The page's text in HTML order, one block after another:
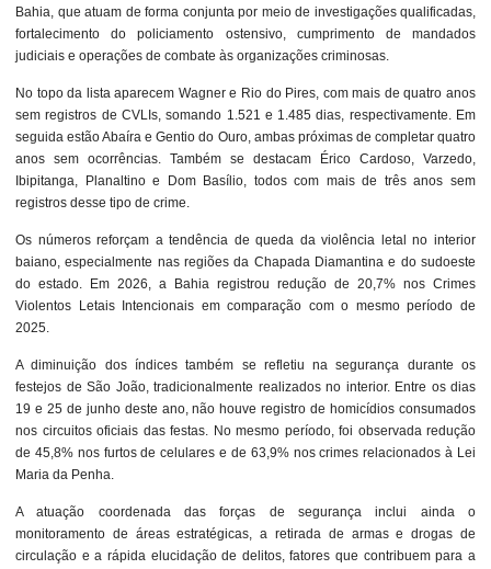
Bahia, que atuam de forma conjunta por meio de investigações qualificadas,
fortalecimento do policiamento ostensivo, cumprimento de mandados
judiciais e operações de combate às organizações criminosas.
No topo da lista aparecem Wagner e Rio do Pires, com mais de quatro anos
sem registros de CVLIs, somando 1.521 e 1.485 dias, respectivamente. Em
seguida estão Abaíra e Gentio do Ouro, ambas próximas de completar quatro
anos sem ocorrências. Também se destacam Érico Cardoso, Varzedo,
Ibipitanga, Planaltino e Dom Basílio, todos com mais de três anos sem
registros desse tipo de crime.
Os números reforçam a tendência de queda da violência letal no interior
baiano, especialmente nas regiões da Chapada Diamantina e do sudoeste
do estado. Em 2026, a Bahia registrou redução de 20,7% nos Crimes
Violentos Letais Intencionais em comparação com o mesmo período de
2025.
A diminuição dos índices também se refletiu na segurança durante os
festejos de São João, tradicionalmente realizados no interior. Entre os dias
19 e 25 de junho deste ano, não houve registro de homicídios consumados
nos circuitos oficiais das festas. No mesmo período, foi observada redução
de 45,8% nos furtos de celulares e de 63,9% nos crimes relacionados à Lei
Maria da Penha.
A atuação coordenada das forças de segurança inclui ainda o
monitoramento de áreas estratégicas, a retirada de armas e drogas de
circulação e a rápida elucidação de delitos, fatores que contribuem para a